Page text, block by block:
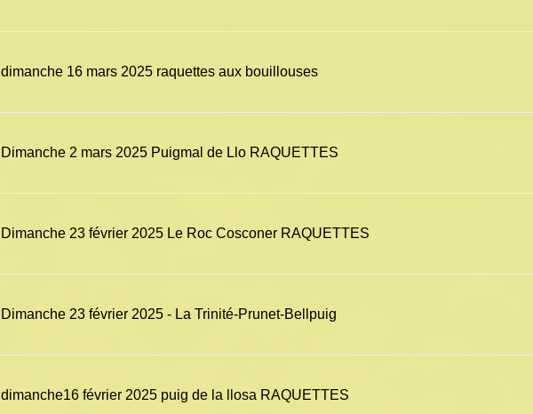
dimanche 16 mars 2025 raquettes aux bouillouses
Dimanche 2 mars 2025 Puigmal de Llo RAQUETTES
Dimanche 23 février 2025 Le Roc Cosconer RAQUETTES
Dimanche 23 février 2025 - La Trinité-Prunet-Bellpuig
dimanche16 février 2025 puig de la llosa RAQUETTES